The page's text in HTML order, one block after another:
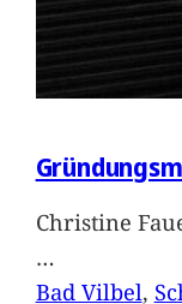
Christine
…
Bad Vilbel,